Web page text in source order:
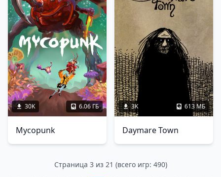
30K 6.06 ГБ
Mycopunk
3K 613 МБ
Daymare Town
Страница 3 из 21 (всего игр: 490)